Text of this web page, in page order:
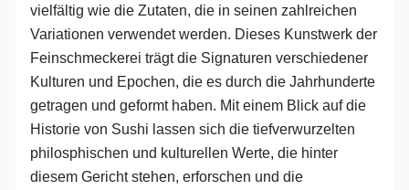
vielfältig wie die Zutaten, die in seinen zahlreichen
Variationen verwendet werden. Dieses Kunstwerk der
Feinschmeckerei trägt die Signaturen verschiedener
Kulturen und Epochen, die es durch die Jahrhunderte
getragen und geformt haben. Mit einem Blick auf die
Historie von Sushi lassen sich die tiefverwurzelten
philosphischen und kulturellen Werte, die hinter
diesem Gericht stehen, erforschen und die